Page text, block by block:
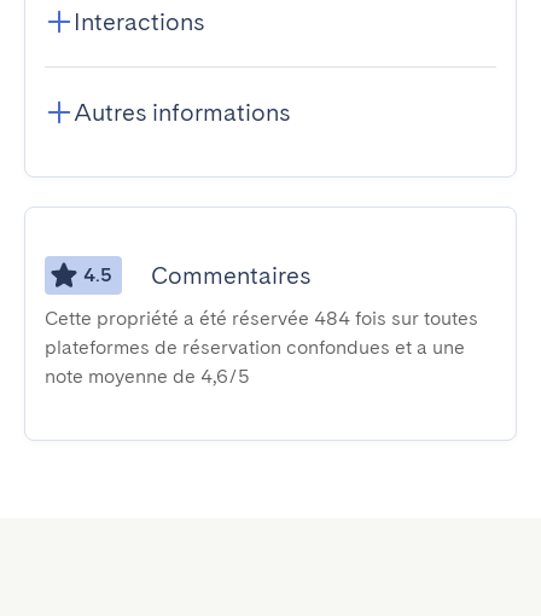
Interactions
Autres informations
4.5 Commentaires
Cette propriété a été réservée 484 fois sur toutes
plateformes de réservation confondues et a une
note moyenne de 4,6/5